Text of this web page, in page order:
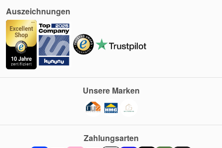
Auszeichnungen
Zahlungsarten
Unsere Marken